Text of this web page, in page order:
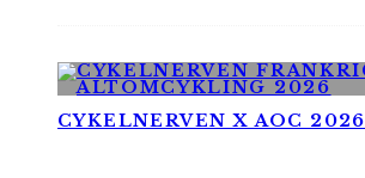
CYKELNERVEN X AOC 2026